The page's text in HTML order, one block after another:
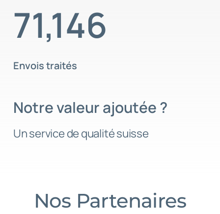
71,146
Envois traités
Notre valeur ajoutée ?
Un service de qualité suisse
Nos Partenaires